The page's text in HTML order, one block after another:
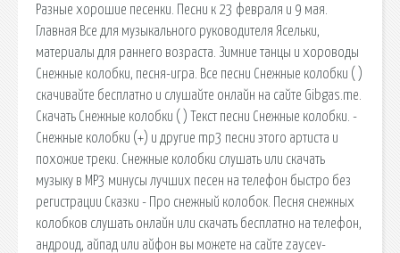
Разные хорошие песенки. Песни к 23 февраля и 9 мая.
Главная Все для музыкального руководителя Ясельки,
материалы для раннего возраста. Зимние танцы и хороводы
Снежные колобки, песня-игра. Все песни Снежные колобки ( )
скачивайте бесплатно и слушайте онлайн на сайте Gibgas.me.
Скачать Снежные колобки ( ) Текст песни Снежные колобки. -
Снежные колобки (+) и другие mp3 песни этого артиста и
похожие треки. Снежные колобки слушать или скачать
музыку в MP3 минусы лучших песен на телефон быстро без
регистрации Сказки - Про снежный колобок. Песня снежных
колобков слушать онлайн или скачать бесплатно на телефон,
андроид, айпад или айфон вы можете на сайте zaycev-